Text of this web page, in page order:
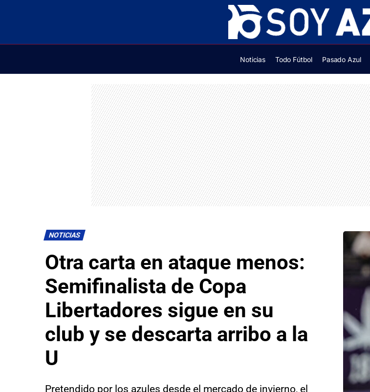
Noticias Todo Fútbol Pasado Azul
NOTICIAS
Otra carta en ataque menos:
Semifinalista de Copa
Libertadores sigue en su
club y se descarta arribo a la
U
Pretendido por los azules desde el mercado de invierno, el